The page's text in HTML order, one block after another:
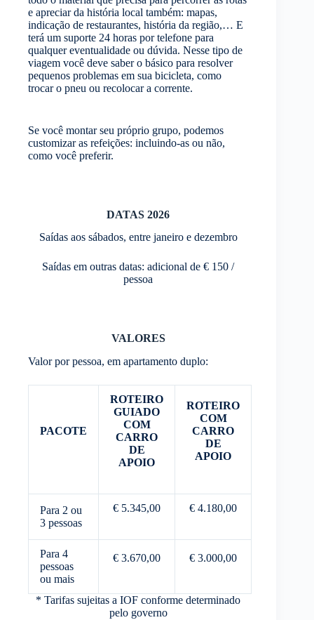
e apreciar da história local também: mapas,
indicação de restaurantes, história da região,… E
terá um suporte 24 horas por telefone para
qualquer eventualidade ou dúvida. Nesse tipo de
viagem você deve saber o básico para resolver
pequenos problemas em sua bicicleta, como
trocar o pneu ou recolocar a corrente.
Se você montar seu próprio grupo, podemos
customizar as refeições: incluindo-as ou não,
como você preferir.
DATAS 2026
Saídas aos sábados, entre janeiro e dezembro
Saídas em outras datas: adicional de € 150 /
pessoa
VALORES
Valor por pessoa, em apartamento duplo:
PACOTE
ROTEIRO
GUIADO
COM
CARRO
DE
APOIO
ROTEIRO
COM
CARRO
DE
APOIO
Para 2 ou
3 pessoas
€ 5.345,00 € 4.180,00
Para 4
pessoas
ou mais
€ 3.670,00 € 3.000,00
* Tarifas sujeitas a IOF conforme determinado
pelo governo